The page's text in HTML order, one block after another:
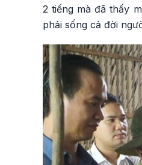
2 tiếng mà đã thấy
phải sống cả đời